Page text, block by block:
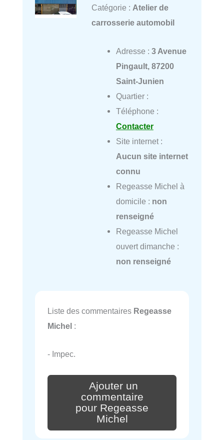
Catégorie : Atelier de
carrosserie automobil
Adresse : 3 Avenue
Pingault, 87200
Saint-Junien
Quartier :
Téléphone :
Contacter
Site internet :
Aucun site internet
connu
Regeasse Michel à
domicile : non
renseigné
Regeasse Michel
ouvert dimanche :
non renseigné
Liste des commentaires Regeasse
Michel :
- Impec.
Ajouter un
commentaire
pour Regeasse
Michel